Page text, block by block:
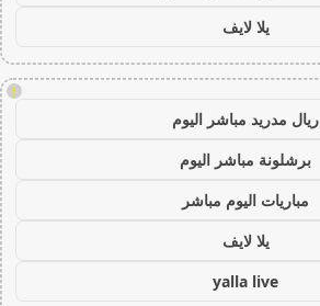
يلا لايف
!
ريال مدريد مباشر اليوم
برشلونة مباشر اليوم
مباريات اليوم مباشر
يلا لايف
yalla live